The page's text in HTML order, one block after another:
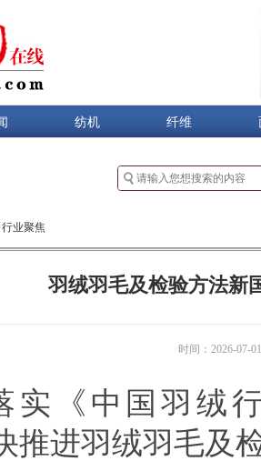
纺机 纤维
行业聚焦
羽绒羽毛及检验方法新
时间：2026-07-
实《中国羽绒
推进羽绒羽毛及